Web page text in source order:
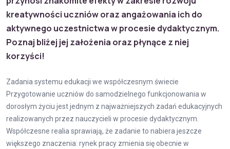
kreatywności uczniów oraz angażowania ich do
aktywnego uczestnictwa w procesie dydaktycznym.
Poznaj bliżej jej założenia oraz płynące z niej
korzyści!
Zadania systemu edukacji we współczesnym świecie
Przygotowanie uczniów do samodzielnego funkcjonowania w
dorosłym życiu jest jednym z najważniejszych zadań edukacyjnych
realizowanych przez nauczycieli w procesie dydaktycznym.
Współczesne realia sprawiają, że zadanie to nabiera jeszcze
większego znaczenia: rynek pracy zmienia się obecnie w